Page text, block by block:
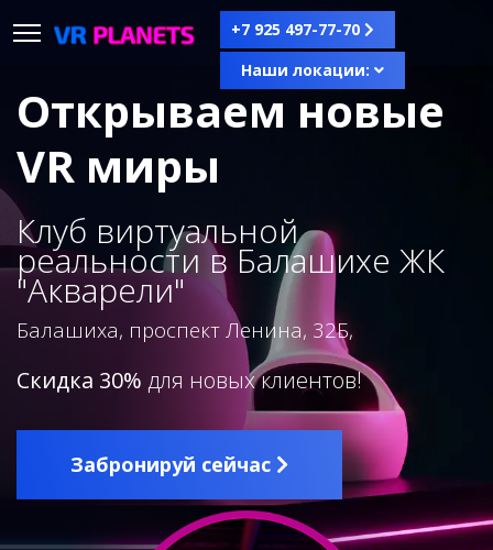
+7 925 497-77-70
Наши локации:
Открываем новые
VR миры
Клуб виртуальной
реальности в Балашихе ЖК
"Акварели"
Балашиха, проспект Ленина, 32Б,
Скидка 30% для новых клиентов!
Забронируй сейчас